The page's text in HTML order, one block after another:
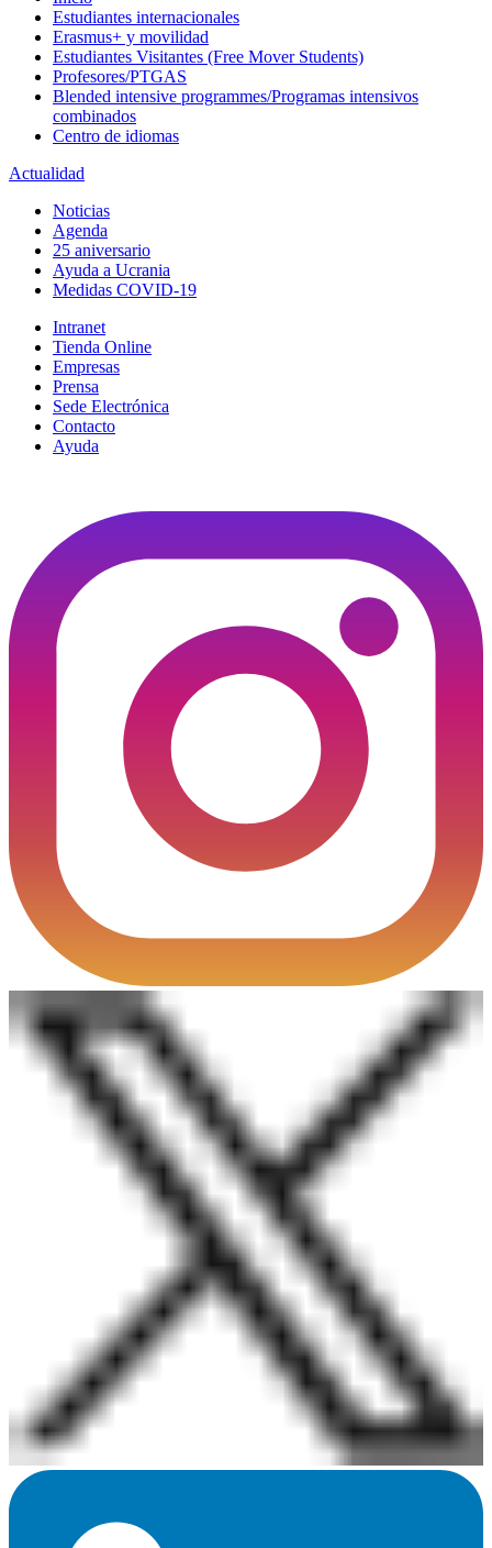
Estudiantes internacionales
Erasmus+ y movilidad
Estudiantes Visitantes (Free Mover Students)
Profesores/PTGAS
Blended intensive programmes/Programas intensivos
combinados
Centro de idiomas
Actualidad
Noticias
Agenda
25 aniversario
Ayuda a Ucrania
Medidas COVID-19
Intranet
Tienda Online
Empresas
Prensa
Sede Electrónica
Contacto
Ayuda